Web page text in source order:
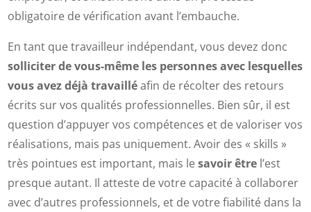
obligatoire de vérification avant l’embauche.
En tant que travailleur indépendant, vous devez donc
solliciter de vous-même les personnes avec lesquelles
vous avez déjà travailléafin de récolter des retours
écrits sur vos qualités professionnelles. Bien sûr, il est
question d’appuyer vos compétences et de valoriser vos
réalisations, mais pas uniquement. Avoir des « skills »
très pointues est important, mais lesavoir être l’est
presque autant. Il atteste de votre capacité à collaborer
avec d’autres professionnels, et de votre fiabilité dans la